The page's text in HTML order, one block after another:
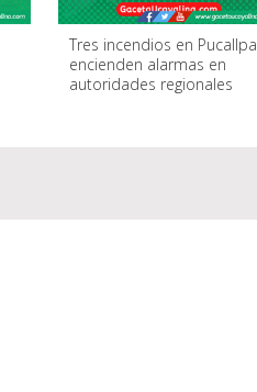
Tres incendios en Pucallpa
encienden alarmas en
autoridades regionales